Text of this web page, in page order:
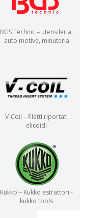
BGS Technic – utensileria,
auto motive, minuteria
V-Coil – filetti riportati
elicoidi
Kukko – Kukko estrattori -
kukko tools